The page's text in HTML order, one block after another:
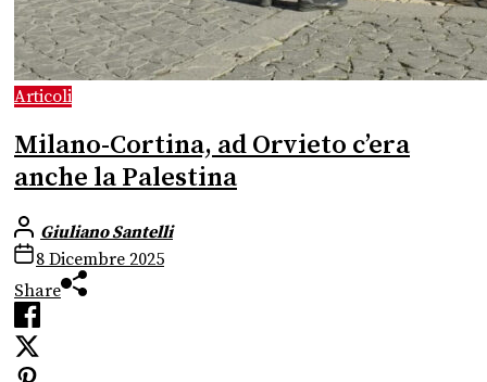
Articoli
Milano-Cortina, ad Orvieto c’era
anche la Palestina
Giuliano Santelli
8 Dicembre 2025
Share